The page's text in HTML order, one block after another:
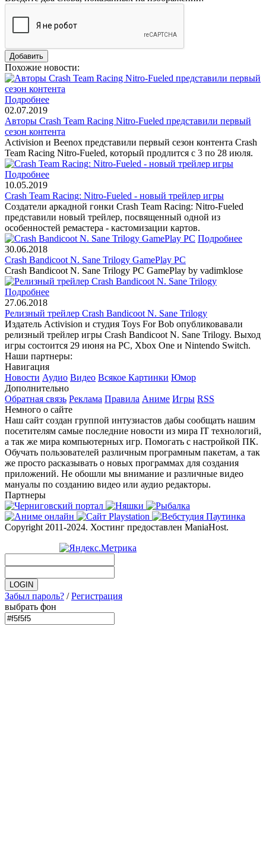
Похожие новости:
Подробнее
02.07.2019
Авторы Crash Team Racing Nitro-Fueled представили первый
сезон контента
Activision и Beenox представили первый сезон контента Crash
Team Racing Nitro-Fueled, который продлится с 3 по 28 июля.
Подробнее
10.05.2019
Crash Team Racing: Nitro-Fueled - новый трейлер игры
Создатели аркадной гонки Crash Team Racing: Nitro-Fueled
представили новый трейлер, посвященный одной из
особенностей ремастера - кастомизации картов.
Подробнее
30.06.2018
Crash Bandicoot N. Sane Trilogy GamePlay PC
Crash Bandicoot N. Sane Trilogy PC GamePlay by vadimklose
Подробнее
27.06.2018
Релизный трейлер Crash Bandicoot N. Sane Trilogy
Издатель Activision и студия Toys For Bob опубликовавали
релизный трейлер игры Crash Bandicoot N. Sane Trilogy. Выход
игры состоится 29 июня на PC, Xbox One и Nintendo Switch.
Наши партнеры:
Навигация
Новости Аудио Видео Всякое Картинки Юмор
Дополнительно
Обратная связь Реклама Правила Аниме Игры RSS
Немного о сайте
Наш сайт создан группой интузиастов дабы сообщать нашим
посетителям самые последние новости из мира IT технологий,
а так же мира компьютерных игр. Помогать с настройкой ПК.
Обучать пользователей различным програмным пакетам, а так
же просто расказывать о новых программах для создания
приложений. Не обошли мы внимание и различные видео
мануалы по созданию видео или аудио редакторы.
Партнеры
Copyright 2011-2024. Хостинг предоставлен ManiaHost.
Забыл пароль? /Регистрация
выбрать фон